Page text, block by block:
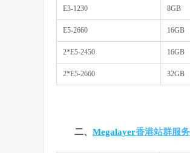
E3-1230 8GB
E5-2660 16GB
2*E5-2450 16GB
2*E5-2660 32GB
二、 Megalayer香港站群服